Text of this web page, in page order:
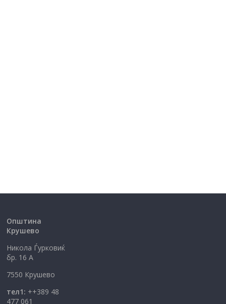
Општина
Крушево
Никола Ѓурковиќ
бр. 16 А
7550 Крушево
тел1: ++389 48
477 061